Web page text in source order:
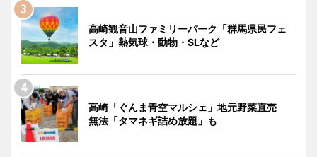
高崎観音山ファミリーパーク「群馬県民フェ
スタ」熱気球・動物・SLなど
高崎「ぐんま青空マルシェ」地元野菜直売
無法「タマネギ詰め放題」も